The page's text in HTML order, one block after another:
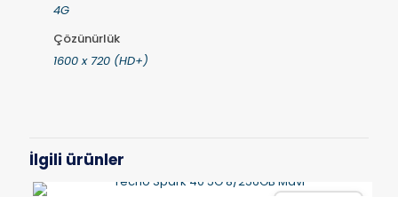
4G
Çözünürlük
1600 x 720 (HD+)
İlgili ürünler